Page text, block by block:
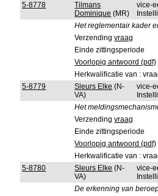
5-8778
Tilmans
Dominique (MR)
vice-
Het reglementair kader
Verzendingvraag
Einde zittingsperiode
Voorlopig antwoord (pdf)
Herkwalificatie van :
5-8779
Sleurs Elke (N-
VA)
vice-
Het
Verzendingvraag
Einde zittingsperiode
Voorlopig antwoord (pdf)
Herkwalificatie van :
5-8780
Sleurs Elke (N-
VA)
vice-
De erkenning van